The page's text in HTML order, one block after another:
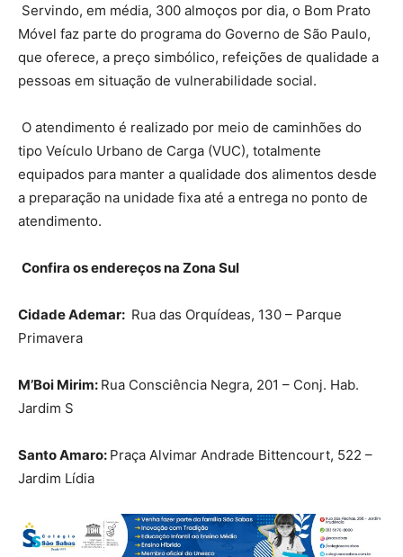
Servindo, em média, 300 almoços por dia, o Bom Prato
Móvel faz parte do programa do Governo de São Paulo,
que oferece, a preço simbólico, refeições de qualidade a
pessoas em situação de vulnerabilidade social.
O atendimento é realizado por meio de caminhões do
tipo Veículo Urbano de Carga (VUC), totalmente
equipados para manter a qualidade dos alimentos desde
a preparação na unidade fixa até a entrega no ponto de
atendimento.
Confira os endereços na Zona Sul
Cidade Ademar: Rua das Orquídeas, 130 – Parque
Primavera
M’Boi Mirim: Rua Consciência Negra, 201 – Conj. Hab.
Jardim S
Santo Amaro: Praça Alvimar Andrade Bittencourt, 522 –
Jardim Lídia